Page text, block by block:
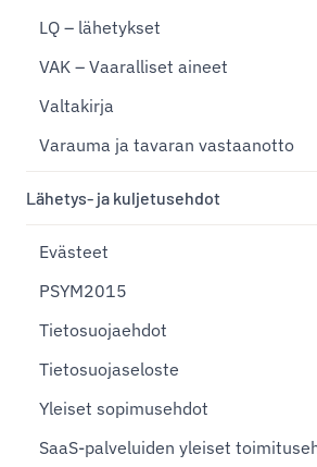
LQ – lähetykset
VAK – Vaaralliset aineet
Valtakirja
Varauma ja tavaran vastaanotto
Lähetys- ja kuljetusehdot
Evästeet
PSYM2015
Tietosuojaehdot
Tietosuojaseloste
Yleiset sopimusehdot
SaaS-palveluiden yleiset